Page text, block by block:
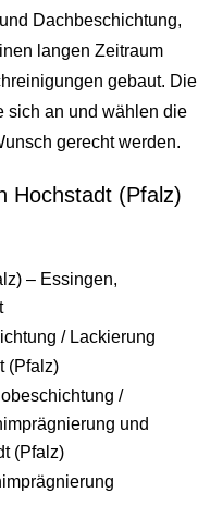
Dachbeschichtung,
langen Zeitraum
gebaut. Die
sich an und wählen die
gerecht werden.
Hochstadt (Pfalz)
– Essingen,
/ Lackierung
(Pfalz)
/
und
(Pfalz)